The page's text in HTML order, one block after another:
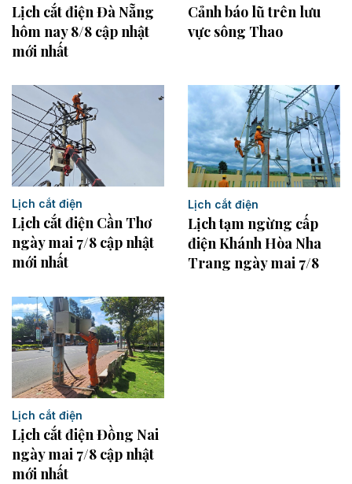
Lịch cắt điện Đà Nẵng
hôm nay 8/8 cập nhật
mới nhất
Cảnh báo lũ trên lưu
vực sông Thao
Lịch cắt điện
Lịch cắt điện Cần Thơ
ngày mai 7/8 cập nhật
mới nhất
Lịch cắt điện
Lịch tạm ngừng cấp
điện Khánh Hòa Nha
Trang ngày mai 7/8
Lịch cắt điện
Lịch cắt điện Đồng Nai
ngày mai 7/8 cập nhật
mới nhất